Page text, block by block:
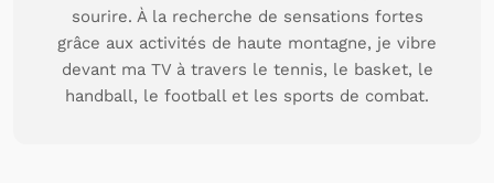
sourire. À la recherche de sensations fortes
grâce aux activités de haute montagne, je vibre
devant ma TV à travers le tennis, le basket, le
handball, le football et les sports de combat.